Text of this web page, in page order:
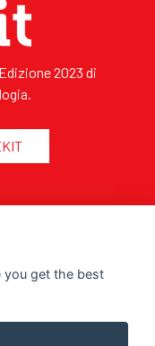
2023 di
you get the best